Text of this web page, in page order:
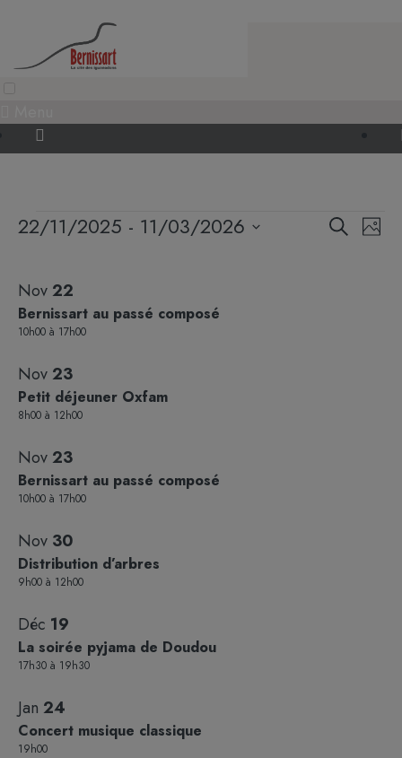
content
Évènements Recherche
Photo
22/11/2025 - 11/03/2026
date
of
events
in
Photo
Nov 22
Bernissart au passé composé
10h00 à 17h00
Nov 23
Petit déjeuner Oxfam
8h00 à 12h00
Nov 23
Bernissart au passé composé
10h00 à 17h00
Nov 30
Distribution d’arbres
9h00 à 12h00
Déc 19
La soirée pyjama de Doudou
17h30 à 19h30
Jan 24
Concert musique classique
19h00